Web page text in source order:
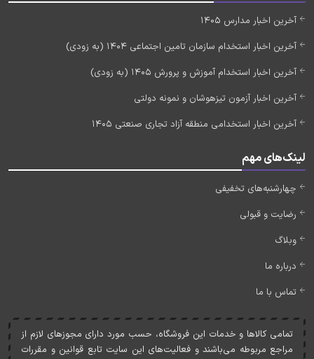
آخرین اخبار مدارس 1405
آخرین اخبار استخدام سازمان تامین اجتماعی 1404 (به زودی)
آخرین اخبار استخدام آموزش و پرورش 1405 (به زودی)
آخرین اخبار آزمون تیزهوشان و نمونه دولتی
آخرین اخبار استخدامی منطقه آزاد تجاری صنعتی 1405
لینک‌های مهم
چهارشنبه‌های تخفیفی
رضایت و قبولی
وبلاگ
درباره ما
تماس با ما
تمامی کالاها و خدمات اين فروشگاه، حسب مورد دارای مجوزهای لازم از
مراجع مربوطه می‌باشند و فعاليت‌های اين سايت تابع قوانين و مقررات